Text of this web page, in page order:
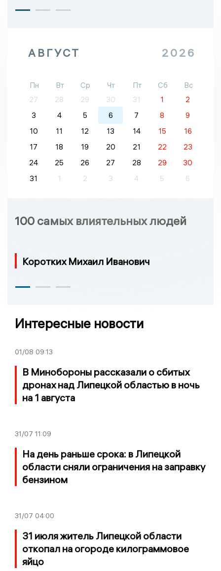
АВГУСТ 2026
Пн Вт Ср Чт Пт Сб
Вс
27
28 29 30 31 1
2
3
4 5 6 7 8
9
10
11 12 13 14 15
16
17
18 19 20 21 22
23
24
25 26 27 28 29
30
31
1 2 3 4 5 6
100 самых влиятельных людей
Коротких Михаил Иванович
Интересные новости
01/08 09:13
В Минобороны рассказали о сбитых
дронах над Липецкой областью в ночь
на 1 августа
31/07 11:09
На день раньше срока: в Липецкой
области сняли ограничения на заправку
бензином
31/07 04:00
31 июля житель Липецкой области
откопал на огороде килограммовое
яйцо